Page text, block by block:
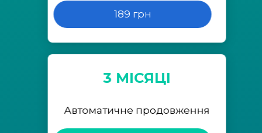
189 грн
3 МІСЯЦІ
Автоматичне продовження